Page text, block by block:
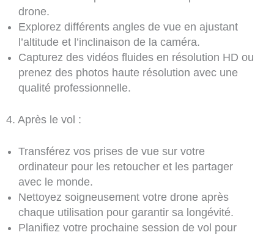
drone.
Explorez différents angles de vue en ajustant
l’altitude et l’inclinaison de la caméra.
Capturez des vidéos fluides en résolution HD ou
prenez des photos haute résolution avec une
qualité professionnelle.
4. Après le vol :
Transférez vos prises de vue sur votre
ordinateur pour les retoucher et les partager
avec le monde.
Nettoyez soigneusement votre drone après
chaque utilisation pour garantir sa longévité.
Planifiez votre prochaine session de vol pour